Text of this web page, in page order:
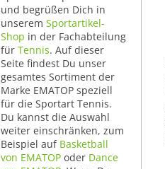
und begrüßen Dich in
unserem Sportartikel-
Shop in der Fachabteilung
für Tennis. Auf dieser
Seite findest Du unser
gesamtes Sortiment der
Marke EMATOP speziell
für die Sportart Tennis.
Du kannst die Auswahl
weiter einschränken, zum
Beispiel auf Basketball
von EMATOP oder Dance